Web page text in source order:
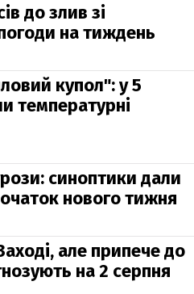
до злив зі
на тиждень
купол": у 5
температурні
синоптики дали
нового тижня
але припече до
на 2 серпня